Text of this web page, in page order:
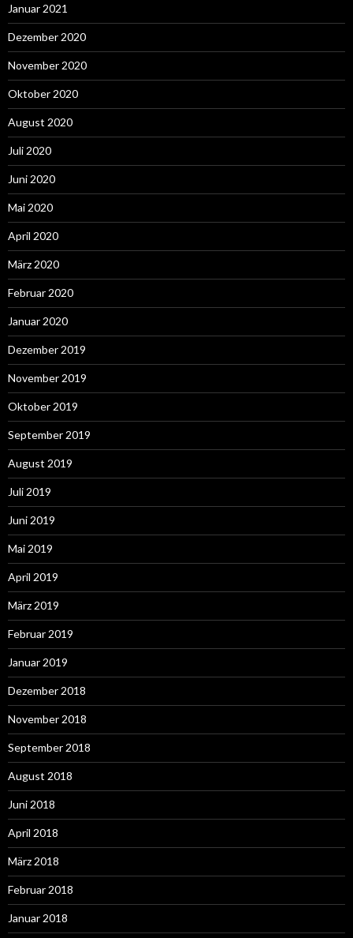
Januar 2021
Dezember 2020
November 2020
Oktober 2020
August 2020
Juli 2020
Juni 2020
Mai 2020
April 2020
März 2020
Februar 2020
Januar 2020
Dezember 2019
November 2019
Oktober 2019
September 2019
August 2019
Juli 2019
Juni 2019
Mai 2019
April 2019
März 2019
Februar 2019
Januar 2019
Dezember 2018
November 2018
September 2018
August 2018
Juni 2018
April 2018
März 2018
Februar 2018
Januar 2018